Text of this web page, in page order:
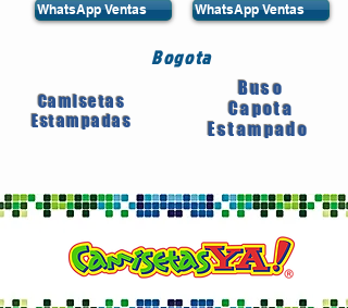
WhatsApp Ventas WhatsApp Ventas
Bogota
Camisetas
Estampadas
Buso
Capota
Estampado